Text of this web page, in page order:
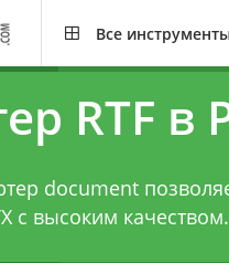
Все
RTF в
document
с высоким качеством.